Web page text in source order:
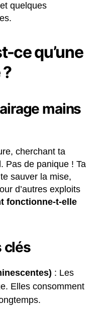
quelques
ce qu’une
mains
cherchant ta
Pas de panique ! Ta
sauver la mise,
d’autres exploits
fonctionne-t-elle
clés
: Les
Elles consomment